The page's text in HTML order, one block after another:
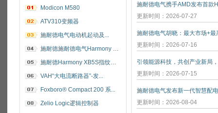
Modicon M580
ATV310变频器
施耐德电气电动机起动及...
施耐德施耐德电气Harmony 指纹开关
施耐德Harmony XB5S指纹识别开关
VAH“大电流断路器”-发...
Foxboro® Compact 200 系...
Zelio Logic逻辑控制器
施耐德电气携手AMD发布首款
更新时间：2026-07-27
更新时间：2026-07-16
更新时间：2026-07-15
施耐德电气发布新一代智慧配
更新时间：2026-08-04